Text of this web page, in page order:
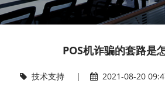
POS机诈骗的套路是
技术支持| 2021-08-20